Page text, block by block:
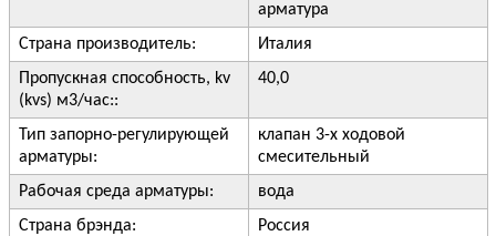
арматура
Страна производитель:
Италия
Пропускная способность, kv
(kvs) м3/час::
40,0
Тип запорно-регулирующей
арматуры:
клапан 3-х ходовой
смесительный
Рабочая среда арматуры:
вода
Страна брэнда:
Россия